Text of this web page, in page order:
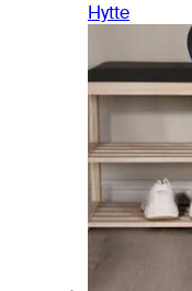
Hytte